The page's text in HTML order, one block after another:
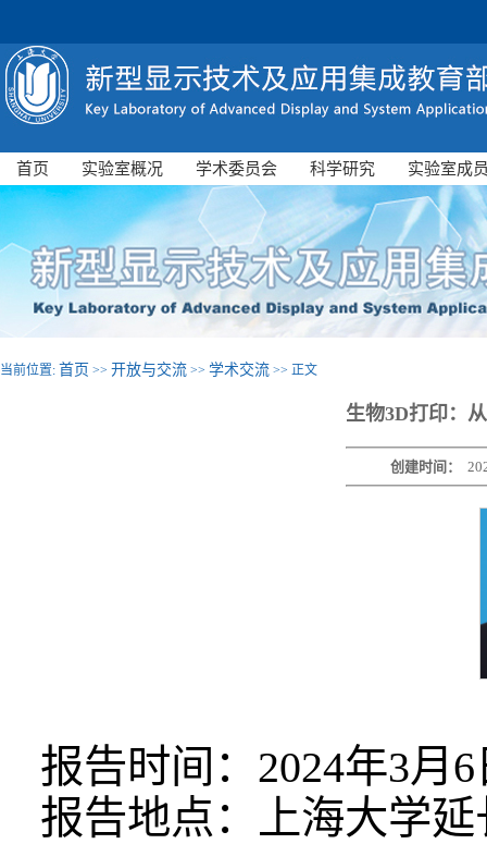
首页 实验室概况 学术委员会 科学研究 实验室成
当前位置: 首页 >> 开放与交流 >> 学术交流 >> 正文
生物3D打印：
创建时间：
报告时间：2024年3月
报告地点：上海大学